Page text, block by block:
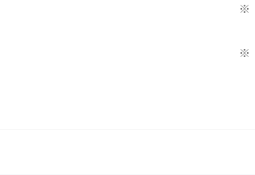
※
※